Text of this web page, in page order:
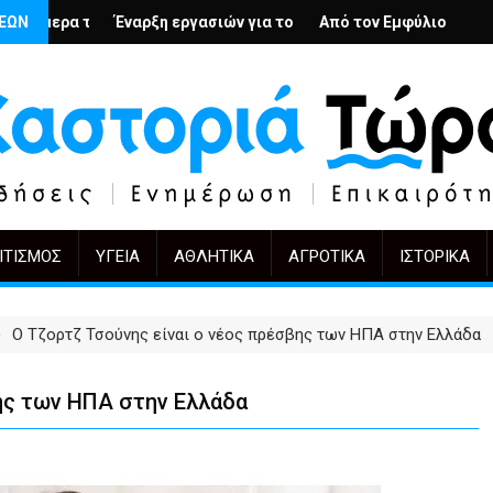
– Ο Άρμιν Βέγκνερ απέναντι στη λήθη
για το Κέντρο Ημέρας Ολικής Φροντίδας στην Καστοριά
Από τον Εμφύλιο στην Πόλωση: το ίδιο έργο,
KIFF 51: Η εικόνα
ΥΓΕΊΑ ΑΘΛΗΤΙΚΆ ΑΓΡΟΤΙΚΆ ΙΣΤΟΡΙΚΆ
Ο Τζορτζ Τσούνης είναι ο νέος πρέσβης των ΗΠΑ στην Ελλάδα
των ΗΠΑ στην Ελλάδα